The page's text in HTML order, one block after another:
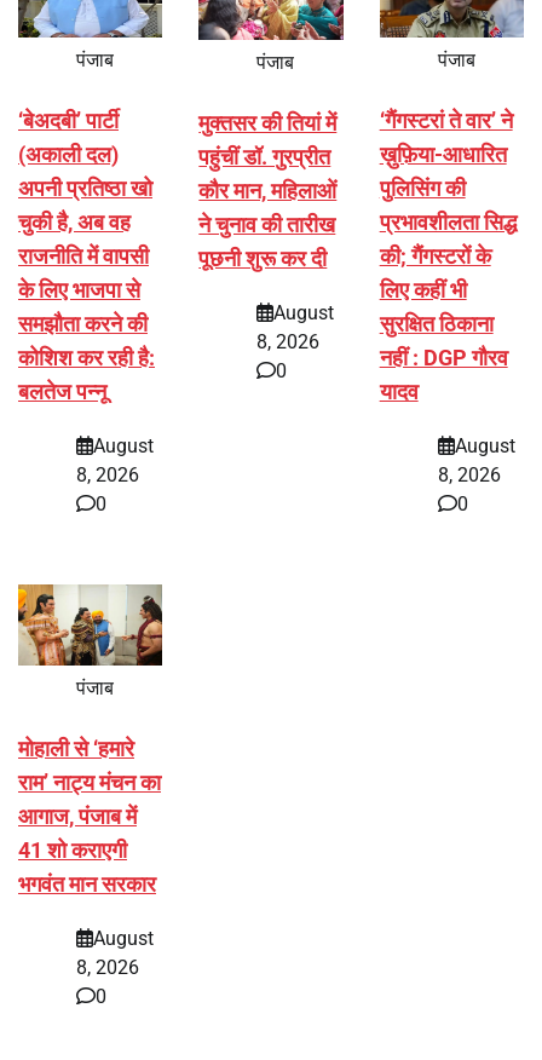
पंजाब
‘बेअदबी’ पार्टी
(अकाली दल)
अपनी प्रतिष्ठा खो
चुकी है, अब वह
राजनीति में वापसी
के लिए भाजपा से
समझौता करने की
कोशिश कर रही है:
बलतेज पन्नू
August
8, 2026
0
पंजाब
मुक्तसर की तियां में
पहुंचीं डॉ. गुरप्रीत
कौर मान, महिलाओं
ने चुनाव की तारीख
पूछनी शुरू कर दी
August
8, 2026
0
पंजाब
‘गैंगस्टरां ते वार’ ने
ख़ुफ़िया-आधारित
पुलिसिंग की
प्रभावशीलता सिद्ध
की; गैंगस्टरों के
लिए कहीं भी
सुरक्षित ठिकाना
नहीं : DGP गौरव
यादव
August
8, 2026
0
पंजाब
मोहाली से ‘हमारे
राम’ नाट्य मंचन का
आगाज, पंजाब में
41 शो कराएगी
भगवंत मान सरकार
August
8, 2026
0